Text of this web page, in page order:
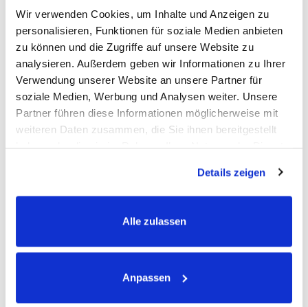
Wir verwenden Cookies, um Inhalte und Anzeigen zu
personalisieren, Funktionen für soziale Medien anbieten
zu können und die Zugriffe auf unsere Website zu
analysieren. Außerdem geben wir Informationen zu Ihrer
Verwendung unserer Website an unsere Partner für
soziale Medien, Werbung und Analysen weiter. Unsere
Partner führen diese Informationen möglicherweise mit
weiteren Daten zusammen, die Sie ihnen bereitgestellt
Details zeigen
Alle zulassen
Anpassen
Sind Ganze Flohsamen für mein Pferd
geeignet?
OKAPI Ganze Flohsamen ist fürausgewachsene Pferde
jeden Alters und jeder Rasse geeignet.
Kann ich Ganze Flohsamen mit anderen
OKAPI Ganze Flohsamen kann gut mit anderen Produkten
kombiniert werden. Wir empfehlen die Kombination mit